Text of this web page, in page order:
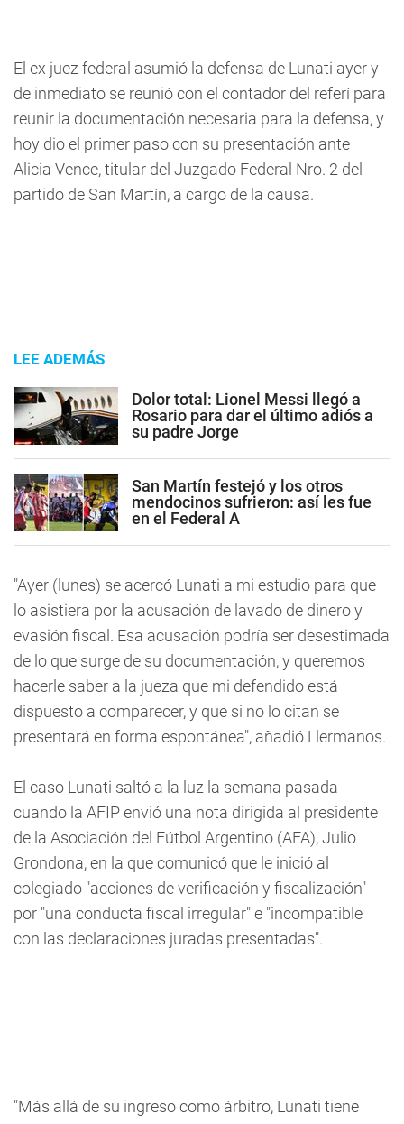
El ex juez federal asumió la defensa de Lunati ayer y
de inmediato se reunió con el contador del referí para
reunir la documentación necesaria para la defensa, y
hoy dio el primer paso con su presentación ante
Alicia Vence, titular del Juzgado Federal Nro. 2 del
partido de San Martín, a cargo de la causa.
LEE ADEMÁS
Dolor total: Lionel Messi llegó a
Rosario para dar el último adiós a
su padre Jorge
San Martín festejó y los otros
mendocinos sufrieron: así les fue
en el Federal A
"Ayer (lunes) se acercó Lunati a mi estudio para que
lo asistiera por la acusación de lavado de dinero y
evasión fiscal. Esa acusación podría ser desestimada
de lo que surge de su documentación, y queremos
hacerle saber a la jueza que mi defendido está
dispuesto a comparecer, y que si no lo citan se
presentará en forma espontánea", añadió Llermanos.
El caso Lunati saltó a la luz la semana pasada
cuando la AFIP envió una nota dirigida al presidente
de la Asociación del Fútbol Argentino (AFA), Julio
Grondona, en la que comunicó que le inició al
colegiado "acciones de verificación y fiscalización"
por "una conducta fiscal irregular" e "incompatible
con las declaraciones juradas presentadas".
"Más allá de su ingreso como árbitro, Lunati tiene